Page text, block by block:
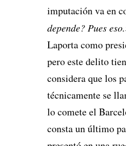
imputación va en
depende? Pues
Laporta como
pero este delito
considera que los
técnicamente se
lo comete el
consta un último